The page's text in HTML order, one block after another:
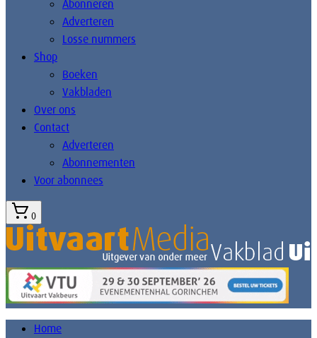
Abonneren
Adverteren
Losse nummers
Shop
Boeken
Vakbladen
Over ons
Contact
Adverteren
Abonnementen
Voor abonnees
0
Home